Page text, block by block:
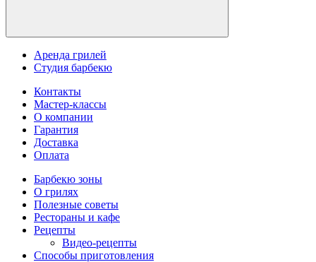
Аренда грилей
Студия барбекю
Контакты
Мастер-классы
О компании
Гарантия
Доставка
Оплата
Барбекю зоны
О грилях
Полезные советы
Рестораны и кафе
Рецепты
Видео-рецепты
Способы приготовления